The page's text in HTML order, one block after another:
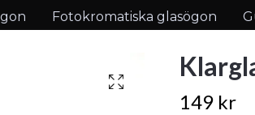
Fotokromatiska glasögon
149 kr